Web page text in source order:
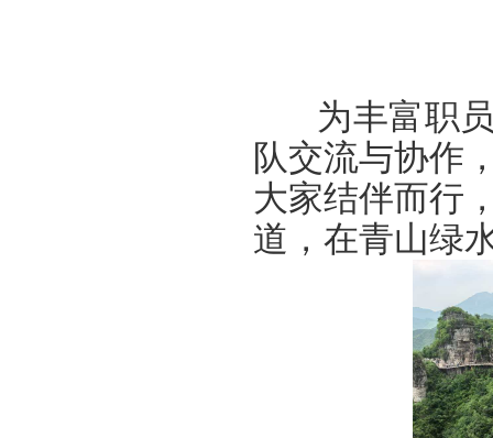
为丰富职员
队交流与协作
大家结伴而行
道，在青山绿